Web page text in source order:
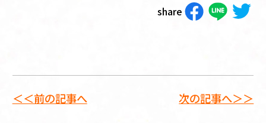
share
＜＜前の記事へ 次の記事へ＞＞